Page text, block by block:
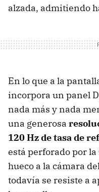
alzada, admitiendo
En lo que a la
incorpora un panel
nada más y nada
una generosa
120 Hz de tasa de
está perforado por
hueco a la cámara
todavía se resiste a